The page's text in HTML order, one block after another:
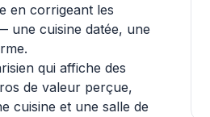
en corrigeant les
une cuisine datée, une
qui affiche des
de valeur perçue,
cuisine et une salle de